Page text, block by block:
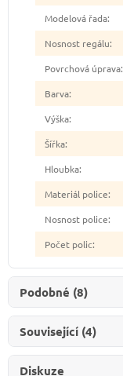
Modelová řada:
Nosnost regálu:
Povrchová úprava:
Barva:
Výška:
Šířka:
Hloubka:
Materiál police:
Nosnost police:
Počet polic:
Podobné (8)
Související (4)
Diskuze